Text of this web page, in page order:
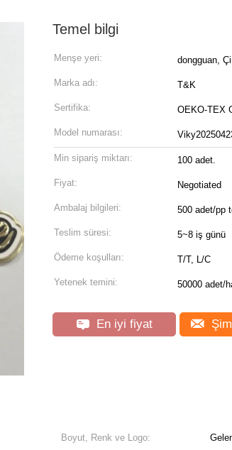
Temel bilgi
Menşe yeri: dongguan,
Marka adı: T&K
Sertifika: OEKO-TEX
Model numarası:
Min sipariş miktarı: 100 adet.
Fiyat: Negotiated
Ambalaj bilgileri: 500 adet/pp
Teslim süresi: 5~8 iş günü
Ödeme koşulları: T/T, L/C
Yetenek temini: 50000 adet/
En iyi fiyat
Boyut, Renk ve Logo: